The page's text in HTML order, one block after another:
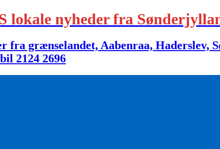
lokale nyheder fra
grænselandet, Aabenraa, Haderslev,
2124 2696